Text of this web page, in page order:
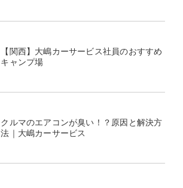
【関西】大嶋カーサービス社員のおすすめ
キャンプ場
クルマのエアコンが臭い！？原因と解決方
法｜大嶋カーサービス